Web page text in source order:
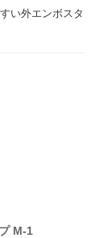
い外エンボスタ
M-1